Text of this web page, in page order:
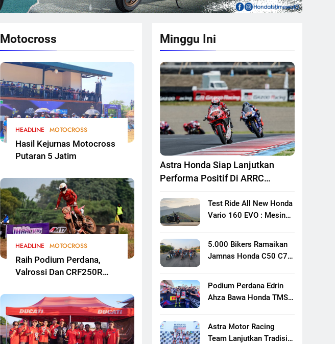
Motocross
HEADLINE MOTOCROSS
Hasil Kejurnas Motocross
Putaran 5 Jatim
HEADLINE MOTOCROSS
Raih Podium Perdana,
Valrossi Dan CRF250R
Motocross Bekasi
Minggu Ini
Astra Honda Siap Lanjutkan
Performa Positif Di ARRC
Test Ride All New Honda
Vario 160 EVO : Mesin
Responsif
5.000 Bikers Ramaikan
Jamnas Honda C50 C70
Podium Perdana Edrin
Ahza Bawa Honda TMS
Astra Motor Racing
Team Lanjutkan Tradisi